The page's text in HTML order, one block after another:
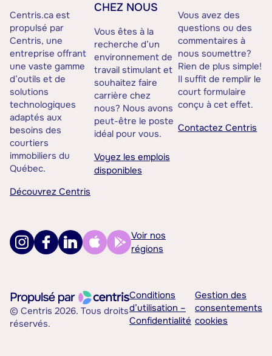
Centris.ca est
propulsé par
Centris, une
entreprise offrant
une vaste gamme
d’outils et de
solutions
technologiques
adaptés aux
besoins des
courtiers
immobiliers du
Québec.
Découvrez Centris
CHEZ NOUS
Vous êtes à la
recherche d’un
environnement de
travail stimulant et
souhaitez faire
carrière chez
nous? Nous avons
peut-être le poste
idéal pour vous.
Voyez les emplois
disponibles
Vous avez des
questions ou des
commentaires à
nous soumettre?
Rien de plus simple!
Il suffit de remplir le
court formulaire
conçu à cet effet.
Contactez Centris
Voir nos
régions
© Centris 2026. Tous droits
réservés.
Conditions
d’utilisation –
Confidentialité
Gestion des
consentements
cookies